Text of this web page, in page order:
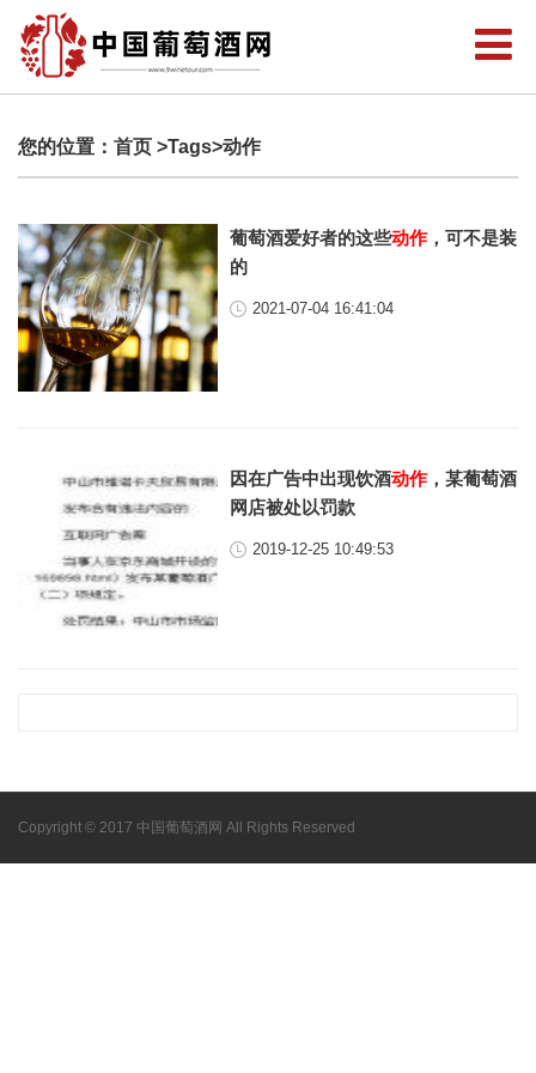
您的位置： 首页 >Tags>动作
葡萄酒爱好者的这些动作 ，可不是装
的
2021-07-04 16:41:04
因在广告中出现饮酒动作 ，某葡萄酒
网店被处以罚款
2019-12-25 10:49:53
Copyright © 2017 中国葡萄酒网 All Rights Reserved